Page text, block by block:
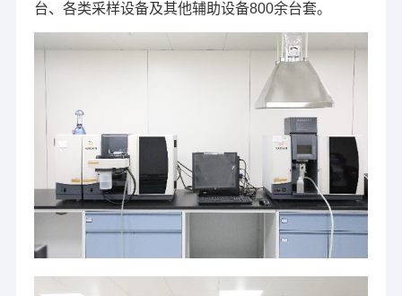
台、各类采样设备及其他辅助设备800余台套。